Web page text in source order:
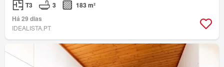
T3 3
183 m²
Há 29 dias
IDEALISTA.PT